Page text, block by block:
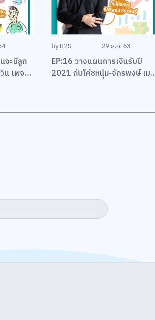
จะมีลูก
น เพจ
by B2S 29 ธ.ค. 63
EP:16 วางแผนการเงินรับปี
2021 กับโค้ชหนุ่ม-จักรพงษ์ เมม